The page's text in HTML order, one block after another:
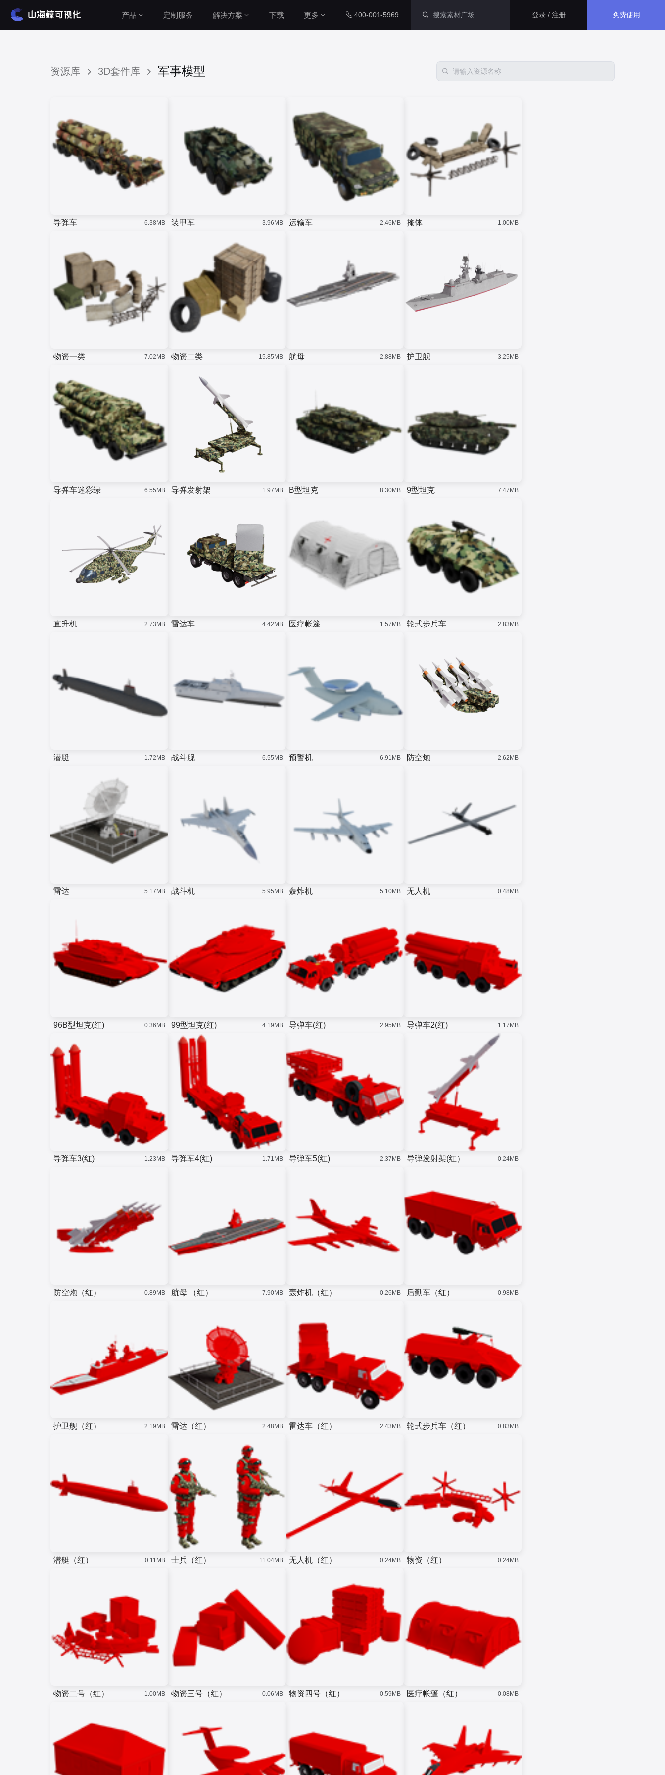
产品
公有云（在线使用）
无需安装，随时随地打开即可使用
数据模型均在本地，安全可控
内置3D渲染引擎
二维孪生
资产库
大屏演示APP
大小屏互动移动端
Blender插件
数据管家
定制服务 解决方案
工业与农业
智慧党建
车辆与交通
党建等进行了统一管理，从而提
升了数据维度，实现了更加直
观、更加精细化的社区管理，从
而能够全面提升社区管理水平本
系统通过数字孪生技术，整合社
区各个系统的数据源，将社区运
维数据、IoT设备数据与三维城
市空间数据相结合，对社区周围
环境以及内部物业管理和社区党
了数据维度，实现了更加直观、
更加精细化的社区管理，从而能
大屏运用了指标卡、折线图、百
分比图等组件，展示了智慧医院
智慧工厂解决方案
本系统通过数字孪生技术，整合
工厂各个系统的数据源，将工厂
内部数据、IOT设备数据与工厂
三维空间数据相结合，对厂区、
厂房、生产线进行统一管理，提
升数据维度，实现更加直观、更
加精细化的工厂管理，全面提升
智慧医保解决方案
本系统主要面向医保管理部门，
通过数字孪生技术， 将二维数据
与三维GIS空间数据相结合，不
仅可以全面接入现有医保的各项
科技风园区解决方案
高度融合园区多种数据资源，运
园区产业、资产、基础设施、能
园区管理，全面提升园区管理水
源，将校园运维数据、IOT设备
带来更先进、高效的管理方式。
此大屏运用了3d室外、折线图、
数据表格等组件展示了智慧办公
园区管理的实时情况。人员类别
统计及车辆实时占用率进行分
本系统通过数字孪生技术，整合
社区各个系统的数据源，将社区
运维数据、IoT设备数据与三维
下载 更多 400-001-5969 登录 / 注册 免费使用
资源库 3D套件库 军事模型
导弹车 6.38MB 装甲车 3.96MB 运输车 2.46MB 掩体 1.00MB
物资一类 7.02MB 物资二类 15.85MB 航母 2.88MB 护卫舰 3.25MB
导弹车迷彩绿 6.55MB 导弹发射架 1.97MB B型坦克 8.30MB 9型坦克 7.47MB
直升机 2.73MB 雷达车 4.42MB 医疗帐篷 1.57MB 轮式步兵车 2.83MB
潜艇 1.72MB 战斗舰 6.55MB 预警机 6.91MB 防空炮 2.62MB
雷达 5.17MB 战斗机 5.95MB 轰炸机 5.10MB 无人机 0.48MB
96B型坦克(红) 0.36MB 99型坦克(红) 4.19MB 导弹车(红) 2.95MB 导弹车2(红) 1.17MB
导弹车3(红) 1.23MB 导弹车4(红) 1.71MB 导弹车5(红) 2.37MB 导弹发射架(红） 0.24MB
防空炮（红） 0.89MB 航母 （红） 7.90MB 轰炸机（红） 0.26MB 后勤车（红） 0.98MB
护卫舰（红） 2.19MB 雷达（红） 2.48MB 雷达车（红） 2.43MB 轮式步兵车（红） 0.83MB
潜艇（红） 0.11MB 士兵（红） 11.04MB 无人机（红） 0.24MB 物资（红） 0.24MB
物资二号（红） 1.00MB 物资三号（红） 0.06MB 物资四号（红） 0.59MB 医疗帐篷（红） 0.08MB